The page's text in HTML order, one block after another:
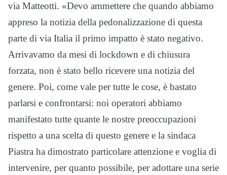
via Matteotti. «Devo ammettere che quando abbiamo
appreso la notizia della pedonalizzazione di questa
parte di via Italia il primo impatto è stato negativo.
Arrivavamo da mesi di lockdown e di chiusura
forzata, non è stato bello ricevere una notizia del
genere. Poi, come vale per tutte le cose, è bastato
parlarsi e confrontarsi: noi operatori abbiamo
manifestato tutte quante le nostre preoccupazioni
rispetto a una scelta di questo genere e la sindaca
Piastra ha dimostrato particolare attenzione e voglia di
intervenire, per quanto possibile, per adottare una serie